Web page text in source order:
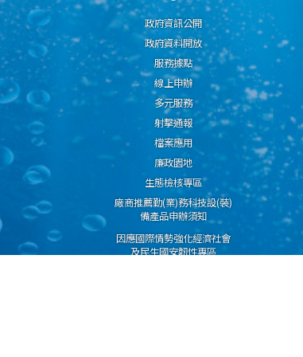
政府資訊公開
政府資料開放
服務據點
線上申辦
多元服務
射擊通報
檔案應用
廉政園地
生態檢核專區
廠商推薦勤(業)務科技設(裝)
備產品申辦須知
因應國際情勢強化經濟社會
及民生國安韌性專區